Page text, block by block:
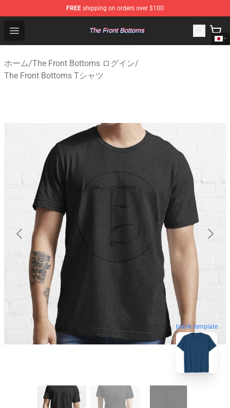
FREE shipping on orders over $100
Open menu
The Front Bottoms Store - Official The Front Bottoms
ホーム/The Front Bottoms ログイン/
The Front Bottoms Tシャツ
blank template